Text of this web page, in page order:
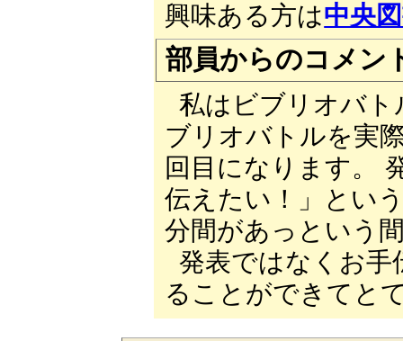
興味ある方は中央
部員からのコメン
私はビブリオバ
ブリオバトルを実
回目になります。
伝えたい！」とい
分間があっという
発表ではなくお手
ることができてと